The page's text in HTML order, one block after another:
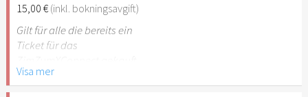
15,00 €(inkl. bokningsavgift)
Gilt für alle die bereits ein
Ticket für das
haben
Visa mer